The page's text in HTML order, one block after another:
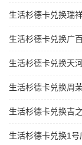
生活杉德卡兑换瑞
生活杉德卡兑换广
生活杉德卡兑换天
生活杉德卡兑换周
生活杉德卡兑换吉
生活杉德卡兑换1号